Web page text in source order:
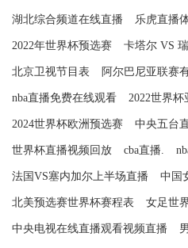
湖北综合频道在线直播 乐虎直播
2022年世界杯预选赛 卡塔尔 VS
北京卫视节目表 阿尔巴尼亚联赛
nba直播免费在线观看 2022世界杯
2024世界杯欧洲预选赛 中央五台
世界杯直播视频回放 cba直播.
法国VS塞内加尔上半场直播 中国
北美预选赛世界杯赛程表 女足世
中央电视在线直播观看视频直播